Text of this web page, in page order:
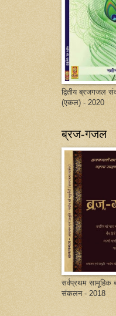
द्वितीय ब्रजगजल
(एकल) - 2020
ब्रज-गजल
सर्वप्रथम
संकलन - 2018